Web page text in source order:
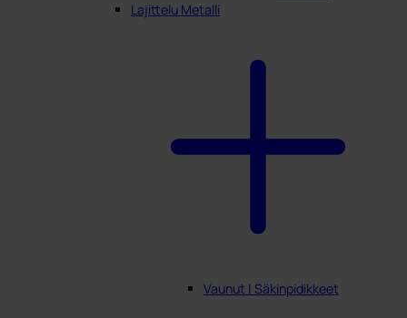
Lajittelu Metalli
Vaunut | Säkinpidikkeet